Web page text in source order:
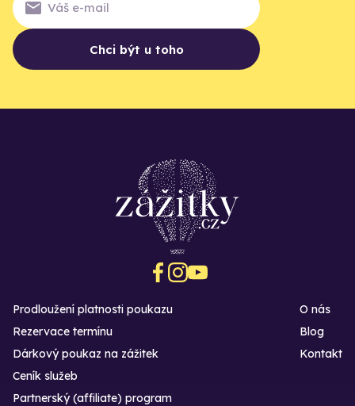
Chci být u toho
Prodloužení platnosti poukazu
Rezervace termínu
Dárkový poukaz na zážitek
O nás
Blog
Kontakt
Ceník služeb
Partnerský (affiliate) program